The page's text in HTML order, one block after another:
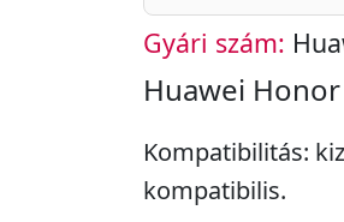
Gyári szám:
Huawei
Kompatibilitás:
kompatibilis.